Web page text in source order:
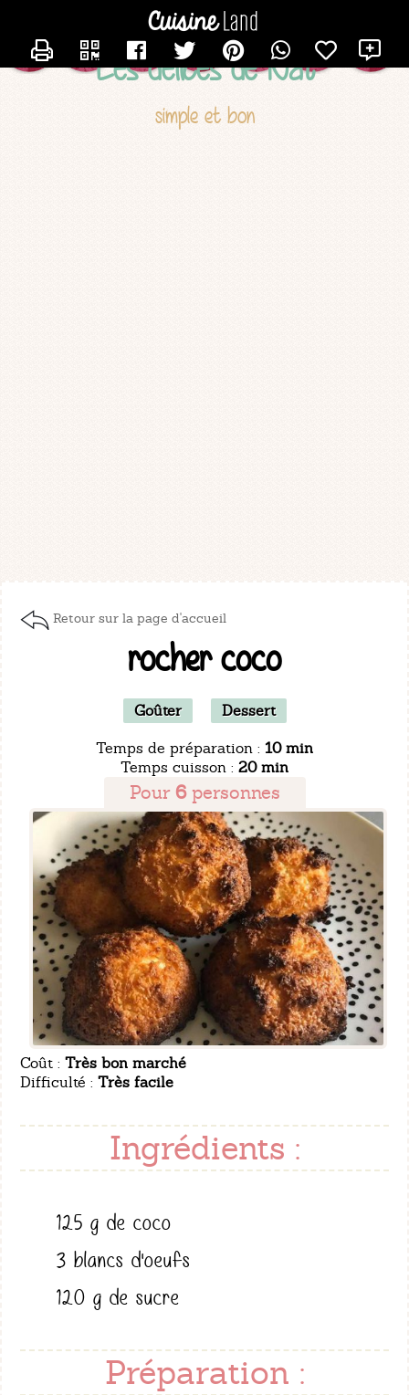
Les délices de Nat
simple et bon
Retour sur la page d'accueil
rocher coco
Goûter
Dessert
Temps de préparation : 10 min
Temps cuisson : 20 min
Pour 6personnes
Coût : Très bon marché
Difficulté : Très facile
Ingrédients :
125 g de coco
3 blancs d'oeufs
120 g de sucre
Préparation :
CONTACTER NATHALIE33